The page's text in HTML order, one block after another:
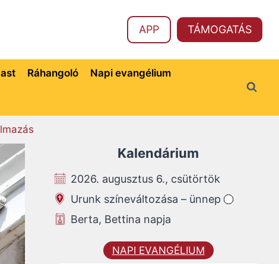
APP TÁMOGATÁS
Ráhangoló Napi evangélium
Kalendárium
2026. augusztus 6., csütörtök
Urunk színeváltozása – ünnep
Berta, Bettina napja
NAPI EVANGÉLIUM